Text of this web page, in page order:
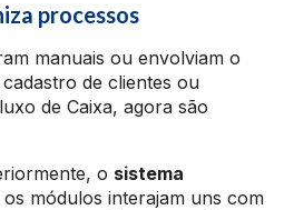
processos
manuais ou envolviam o
de clientes ou
de Caixa, agora são
o sistema
módulos interajam uns com